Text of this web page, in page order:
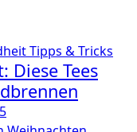
Tipps & Tricks
Diese Tees